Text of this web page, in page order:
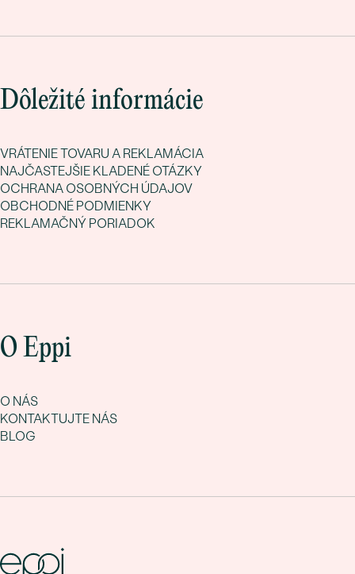
Dôležité informácie
VRÁTENIE TOVARU A REKLAMÁCIA
NAJČASTEJŠIE KLADENÉ OTÁZKY
OCHRANA OSOBNÝCH ÚDAJOV
OBCHODNÉ PODMIENKY
REKLAMAČNÝ PORIADOK
O Eppi
O NÁS
KONTAKTUJTE NÁS
BLOG